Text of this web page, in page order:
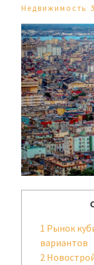
Недвижимость
1 Рынок
вариантов
2